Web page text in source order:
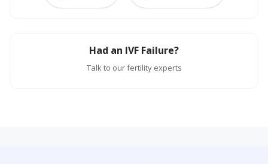
Had an IVF Failure?
Talk to our fertility experts